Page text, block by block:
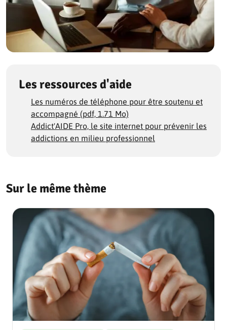
Les ressources d'aide
Les numéros de téléphone pour être soutenu et
accompagné (pdf, 1.71 Mo)
Addict'AIDE Pro, le site internet pour prévenir les
addictions en milieu professionnel
Sur le même thème